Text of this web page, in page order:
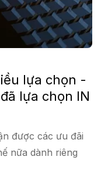
lựa chọn -
lựa chọn IN
được các ưu đãi
nữa dành riêng